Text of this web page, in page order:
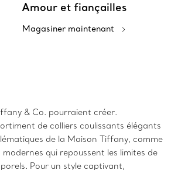
Amour et fiançailles
Magasiner maintenant
& Co. pourraient créer.
de colliers coulissants élégants
de la Maison Tiffany, comme
qui repoussent les limites de
Pour un style captivant,